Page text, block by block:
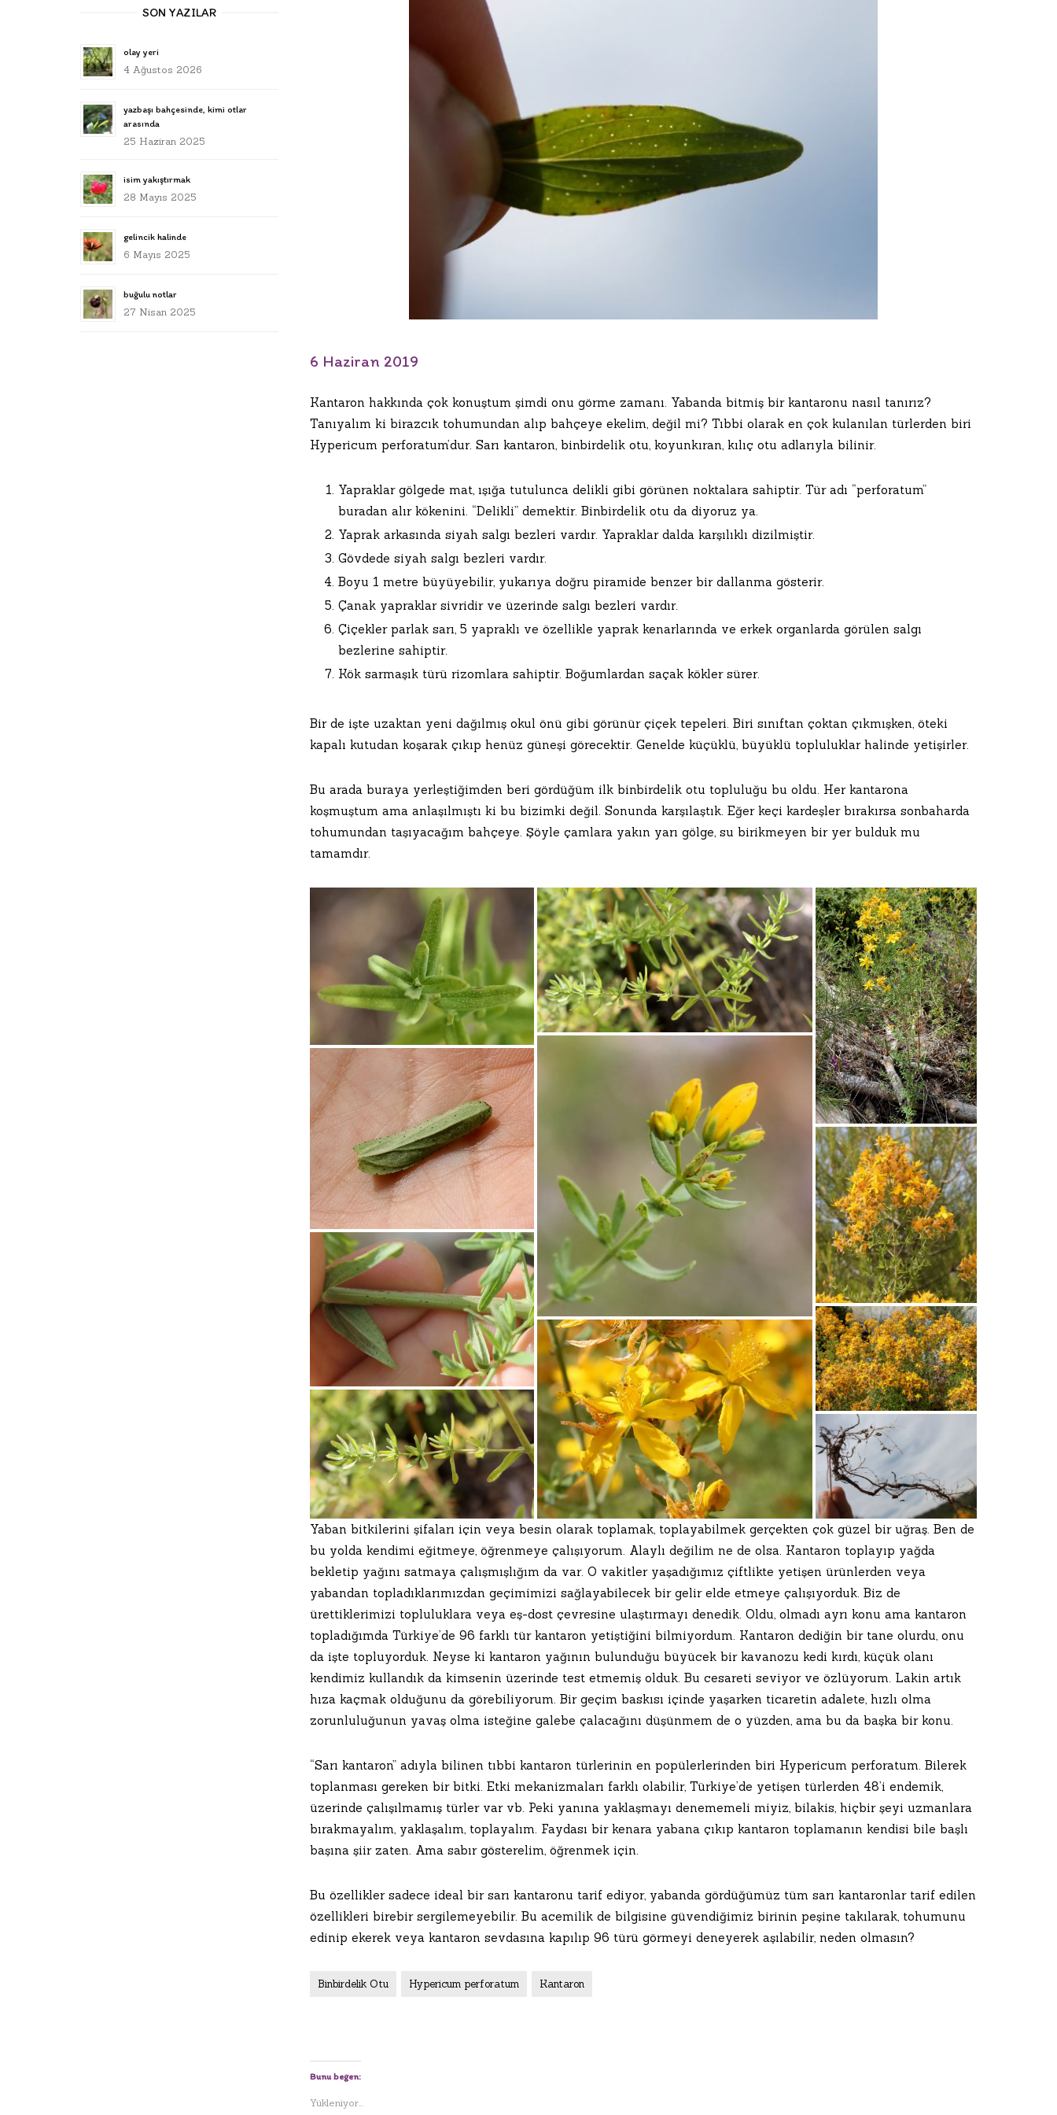
6 Haziran 2019
Kantaron hakkında çok konuştum şimdi onu görme zamanı. Yabanda bitmiş bir kantaronu nasıl tanırız?
Tanıyalım ki birazcık tohumundan alıp bahçeye ekelim, değil mi? Tıbbi olarak en çok kulanılan türlerden biri
Hypericum perforatum’dur. Sarı kantaron, binbirdelik otu, koyunkıran, kılıç otu adlarıyla bilinir.
Yapraklar gölgede mat, ışığa tutulunca delikli gibi görünen noktalara sahiptir. Tür adı “perforatum”
buradan alır kökenini. “Delikli” demektir. Binbirdelik otu da diyoruz ya.
Yaprak arkasında siyah salgı bezleri vardır. Yapraklar dalda karşılıklı dizilmiştir.
Gövdede siyah salgı bezleri vardır.
Boyu 1 metre büyüyebilir, yukarıya doğru piramide benzer bir dallanma gösterir.
Çanak yapraklar sivridir ve üzerinde salgı bezleri vardır.
Çiçekler parlak sarı, 5 yapraklı ve özellikle yaprak kenarlarında ve erkek organlarda görülen salgı
bezlerine sahiptir.
Kök sarmaşık türü rizomlara sahiptir. Boğumlardan saçak kökler sürer.
Bir de işte uzaktan yeni dağılmış okul önü gibi görünür çiçek tepeleri. Biri sınıftan çoktan çıkmışken, öteki
kapalı kutudan koşarak çıkıp henüz güneşi görecektir. Genelde küçüklü, büyüklü topluluklar halinde yetişirler.
Bu arada buraya yerleştiğimden beri gördüğüm ilk binbirdelik otu topluluğu bu oldu. Her kantarona
koşmuştum ama anlaşılmıştı ki bu bizimki değil. Sonunda karşılaştık. Eğer keçi kardeşler bırakırsa sonbaharda
tohumundan taşıyacağım bahçeye. Şöyle çamlara yakın yarı gölge, su birikmeyen bir yer bulduk mu
tamamdır.
Yaban bitkilerini şifaları için veya besin olarak toplamak, toplayabilmek gerçekten çok güzel bir uğraş. Ben de
bu yolda kendimi eğitmeye, öğrenmeye çalışıyorum. Alaylı değilim ne de olsa. Kantaron toplayıp yağda
bekletip yağını satmaya çalışmışlığım da var. O vakitler yaşadığımız çiftlikte yetişen ürünlerden veya
yabandan topladıklarımızdan geçimimizi sağlayabilecek bir gelir elde etmeye çalışıyorduk. Biz de
ürettiklerimizi topluluklara veya eş-dost çevresine ulaştırmayı denedik. Oldu, olmadı ayrı konu ama kantaron
topladığımda Türkiye’de 96 farklı tür kantaron yetiştiğini bilmiyordum. Kantaron dediğin bir tane olurdu, onu
da işte topluyorduk. Neyse ki kantaron yağının bulunduğu büyücek bir kavanozu kedi kırdı, küçük olanı
kendimiz kullandık da kimsenin üzerinde test etmemiş olduk. Bu cesareti seviyor ve özlüyorum. Lakin artık
hıza kaçmak olduğunu da görebiliyorum. Bir geçim baskısı içinde yaşarken ticaretin adalete, hızlı olma
zorunluluğunun yavaş olma isteğine galebe çalacağını düşünmem de o yüzden, ama bu da başka bir konu.
“Sarı kantaron” adıyla bilinen tıbbi kantaron türlerinin en popülerlerinden biri Hypericum perforatum. Bilerek
toplanması gereken bir bitki. Etki mekanizmaları farklı olabilir, Türkiye’de yetişen türlerden 48’i endemik,
üzerinde çalışılmamış türler var vb. Peki yanına yaklaşmayı denememeli miyiz, bilakis, hiçbir şeyi uzmanlara
bırakmayalım, yaklaşalım, toplayalım. Faydası bir kenara yabana çıkıp kantaron toplamanın kendisi bile başlı
başına şiir zaten. Ama sabır gösterelim, öğrenmek için.
Bu özellikler sadece ideal bir sarı kantaronu tarif ediyor, yabanda gördüğümüz tüm sarı kantaronlar tarif edilen
özellikleri birebir sergilemeyebilir. Bu acemilik de bilgisine güvendiğimiz birinin peşine takılarak, tohumunu
edinip ekerek veya kantaron sevdasına kapılıp 96 türü görmeyi deneyerek aşılabilir, neden olmasın?
Binbirdelik Otu Hypericum perforatum Kantaron
Bunu beğen:
Yükleniyor...
SON YAZILAR
olay yeri
4 Ağustos 2026
yazbaşı bahçesinde, kimi otlar
arasında
25 Haziran 2025
isim yakıştırmak
28 Mayıs 2025
gelincik halinde
6 Mayıs 2025
buğulu notlar
27 Nisan 2025